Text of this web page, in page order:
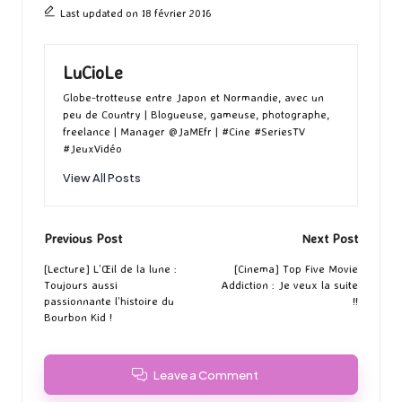
Last updated on 18 février 2016
LuCioLe
Globe-trotteuse entre Japon et Normandie, avec un
peu de Country | Blogueuse, gameuse, photographe,
freelance | Manager @JaMEfr | #Cine #SeriesTV
#JeuxVidéo
View All Posts
Post
navigation
Previous Post
[Lecture] L’Œil de la lune :
Toujours aussi
passionnante l’histoire du
Bourbon Kid !
Next Post
[Cinema] Top Five Movie
Addiction : Je veux la suite
!!
Leave a Comment